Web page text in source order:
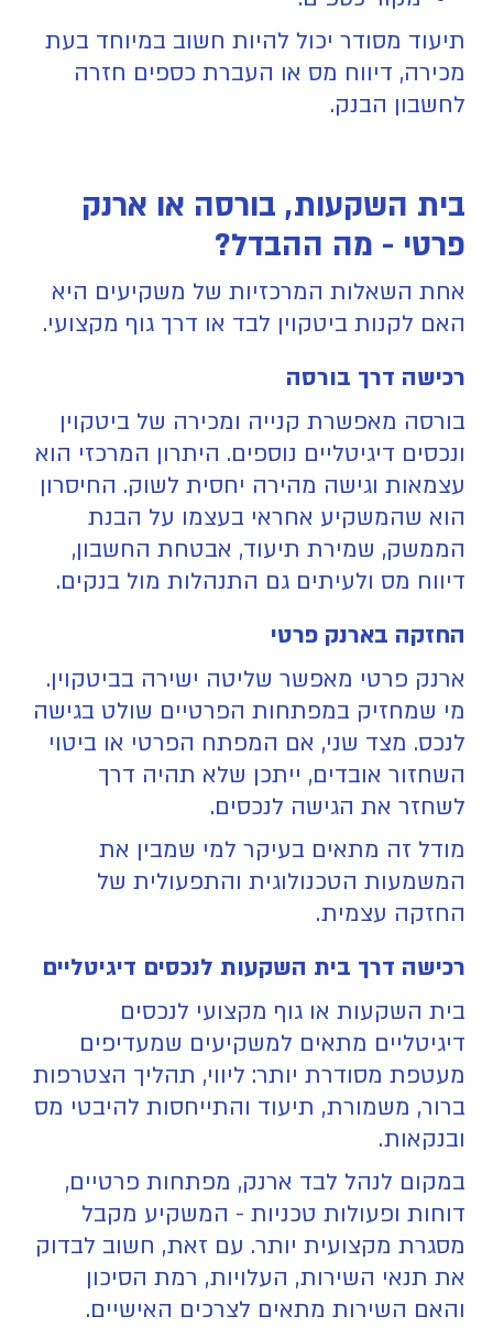
תיעוד מסודר יכול להיות חשוב במיוחד בעת
מכירה, דיווח מס או העברת כספים חזרה
לחשבון הבנק.
בית השקעות, בורסה או ארנק
פרטי - מה ההבדל?
אחת השאלות המרכזיות של משקיעים היא
האם לקנות ביטקוין לבד או דרך גוף מקצועי.
רכישה דרך בורסה
בורסה מאפשרת קנייה ומכירה של ביטקוין
ונכסים דיגיטליים נוספים. היתרון המרכזי הוא
עצמאות וגישה מהירה יחסית לשוק. החיסרון
הוא שהמשקיע אחראי בעצמו על הבנת
הממשק, שמירת תיעוד, אבטחת החשבון,
דיווח מס ולעיתים גם התנהלות מול בנקים.
החזקה בארנק פרטי
ארנק פרטי מאפשר שליטה ישירה בביטקוין.
מי שמחזיק במפתחות הפרטיים שולט בגישה
לנכס. מצד שני, אם המפתח הפרטי או ביטוי
השחזור אובדים, ייתכן שלא תהיה דרך
לשחזר את הגישה לנכסים.
מודל זה מתאים בעיקר למי שמבין את
המשמעות הטכנולוגית והתפעולית של
החזקה עצמית.
רכישה דרך בית השקעות לנכסים דיגיטליים
בית השקעות או גוף מקצועי לנכסים
דיגיטליים מתאים למשקיעים שמעדיפים
מעטפת מסודרת יותר: ליווי, תהליך הצטרפות
ברור, משמורת, תיעוד והתייחסות להיבטי מס
ובנקאות.
במקום לנהל לבד ארנק, מפתחות פרטיים,
דוחות ופעולות טכניות - המשקיע מקבל
מסגרת מקצועית יותר. עם זאת, חשוב לבדוק
את תנאי השירות, העלויות, רמת הסיכון
והאם השירות מתאים לצרכים האישיים.